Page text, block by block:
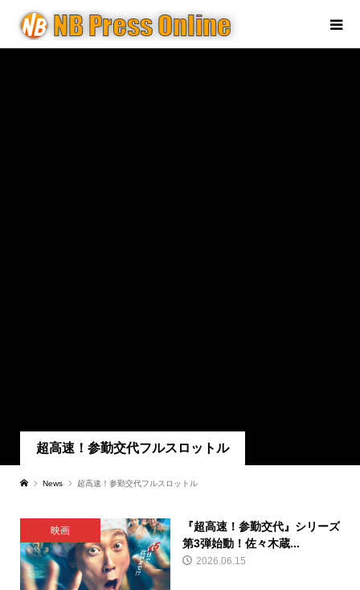
超高速！参勤交代フルスロットル
News 超高速！参勤交代フルスロットル
映画
『超高速！参勤交代』シリーズ
第3弾始動！佐々木蔵...
2026.06.15